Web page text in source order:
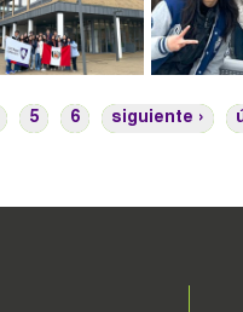
5 6 siguiente ›